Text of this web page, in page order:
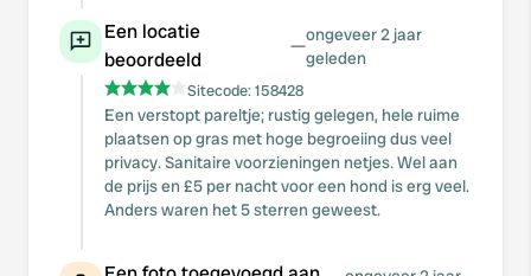
Een locatie
beoordeeld
—ongeveer 2 jaar
geleden
Sitecode:158428
Een verstopt pareltje; rustig gelegen, hele ruime
plaatsen op gras met hoge begroeiing dus veel
privacy. Sanitaire voorzieningen netjes. Wel aan
de prijs en £5 per nacht voor een hond is erg veel.
Anders waren het 5 sterren geweest.